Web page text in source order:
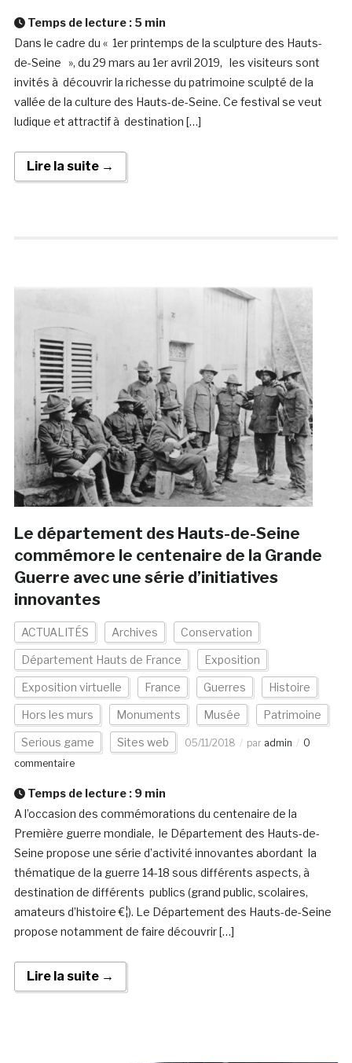
Temps de lecture : 5 min
Dans le cadre du « 1er printemps de la sculpture des Hauts-
de-Seine », du 29 mars au 1er avril 2019, les visiteurs sont
invités à découvrir la richesse du patrimoine sculpté de la
vallée de la culture des Hauts-de-Seine. Ce festival se veut
ludique et attractif à destination […]
Lire la suite →
Le département des Hauts-de-Seine
commémore le centenaire de la Grande
Guerre avec une série d’initiatives
innovantes
ACTUALITÉS Archives Conservation
Département Hauts de France Exposition
Exposition virtuelle France Guerres Histoire
Hors les murs Monuments Musée Patrimoine
Serious game Sites web 05/11/2018 par admin
0
commentaire
Temps de lecture : 9 min
A l’occasion des commémorations du centenaire de la
Première guerre mondiale, le Département des Hauts-de-
Seine propose une série d’activité innovantes abordant la
thématique de la guerre 14-18 sous différents aspects, à
destination de différents publics (grand public, scolaires,
amateurs d’histoire €¦). Le Département des Hauts-de-Seine
propose notamment de faire découvrir […]
Lire la suite →